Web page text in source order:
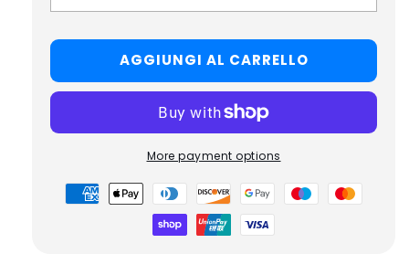
AGGIUNGI AL CARRELLO
More payment options
Metodi